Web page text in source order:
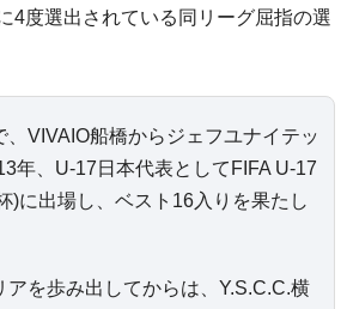
4度選出されている同リーグ屈指の選
VIVAIO船橋からジェフユナイテッ
年、U-17日本代表としてFIFA U-17
)に出場し、ベスト16入りを果たし
アを歩み出してからは、Y.S.C.C.横